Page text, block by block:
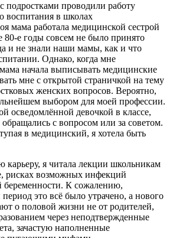
подростками проводили работу
воспитания в школах
мама работала медицинской сестрой
80-е годы совсем не было принято
и не знали наши мамы, как и что
Однако, когда мне
начала выписывать медицинские
мне с открытой страничкой на тему
ковых женских вопросов. Вероятно,
выбором для моей профессии.
осведомлённой девочкой в классе,
с вопросом или за советом.
в медицинский, я хотела быть
карьеру, я читала лекции школьникам
рисках возможных инфекций
беременности. К сожалению,
это всё было утрачено, а нового
о половой жизни не от родителей,
через неподтвержденные
зачастую наполненные